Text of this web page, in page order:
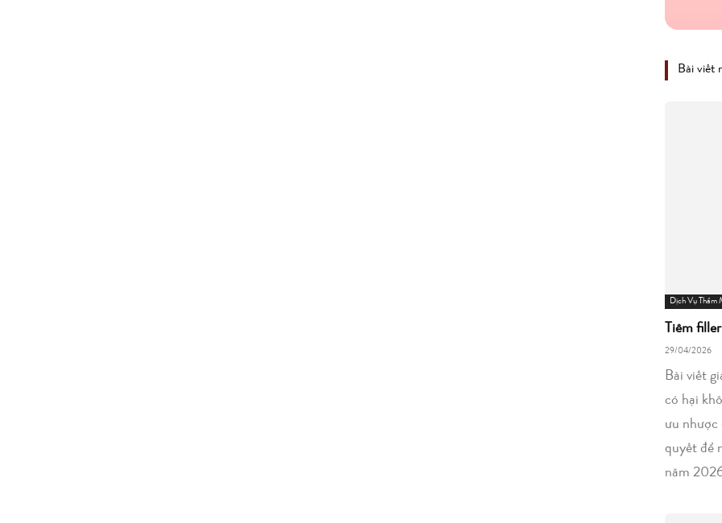
Bài viết
Dịch Vụ Thẩm
Tiêm
29/04/2026
Bài viết
có hại
ưu nhược
quyết để
năm